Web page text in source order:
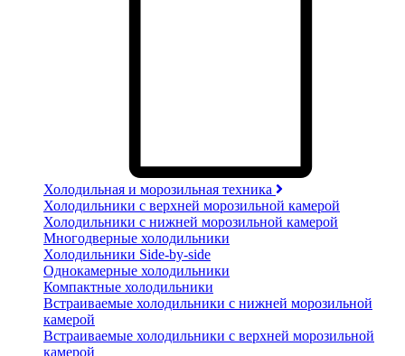
Холодильная и морозильная техника
Холодильники с верхней морозильной камерой
Холодильники с нижней морозильной камерой
Многодверные холодильники
Холодильники Side-by-side
Однокамерные холодильники
Компактные холодильники
Встраиваемые холодильники с нижней морозильной
камерой
Встраиваемые холодильники с верхней морозильной
камерой